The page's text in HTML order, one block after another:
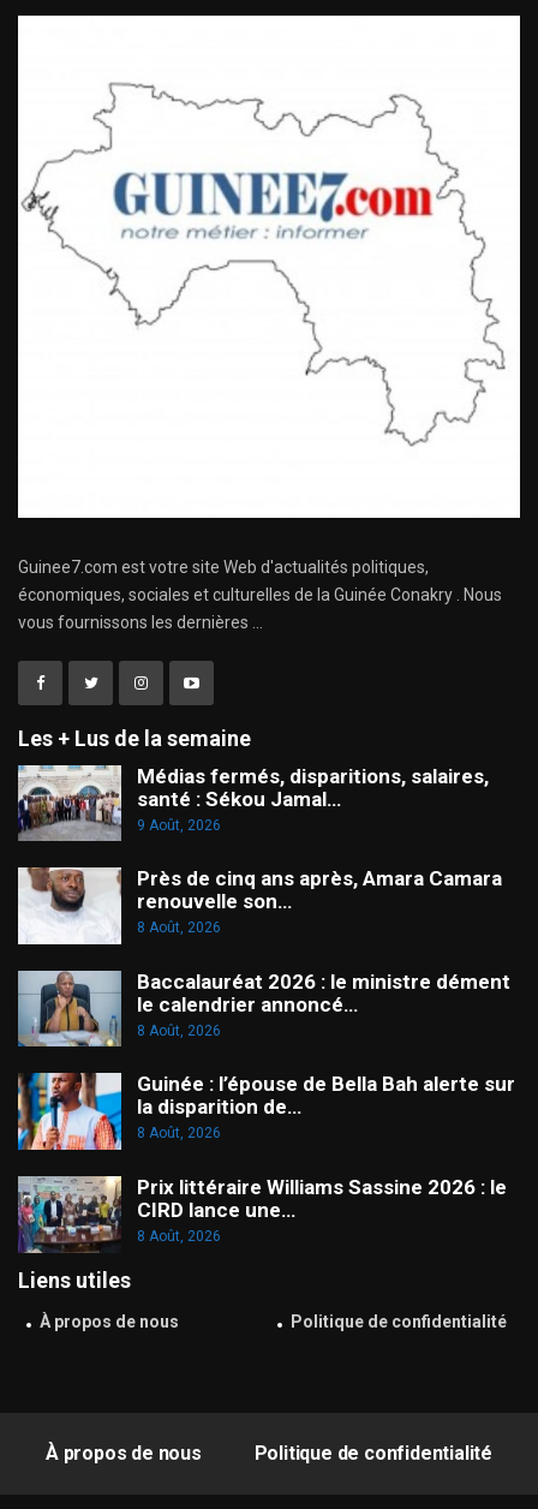
Guinee7.com est votre site Web d'actualités politiques,
économiques, sociales et culturelles de la Guinée Conakry . Nous
vous fournissons les dernières ...
Les + Lus de la semaine
Médias fermés, disparitions, salaires,
santé : Sékou Jamal…
9 Août, 2026
Près de cinq ans après, Amara Camara
renouvelle son…
8 Août, 2026
Baccalauréat 2026 : le ministre dément
le calendrier annoncé…
8 Août, 2026
Guinée : l’épouse de Bella Bah alerte sur
la disparition de…
8 Août, 2026
Prix littéraire Williams Sassine 2026 : le
CIRD lance une…
8 Août, 2026
Liens utiles
À propos de nous Politique de confidentialité
À propos de nous Politique de confidentialité